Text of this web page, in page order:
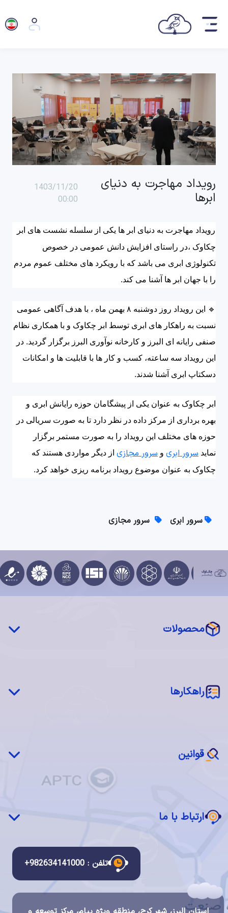
رویداد مهاجرت به دنیای
ابرها
1403/11/20
00:00
رویداد مهاجرت به دنیای ابر ها یکی از سلسله نشست های ابر
چکاوک ،در راستای افزایش دانش عمومی در خصوص
تکنولوژی ابری می باشد که با رویکرد های مختلف عموم مردم
را با جهان ابر ها آشنا می کند.
🔹 این رویداد روز دوشنبه ۸ بهمن ماه ، با هدف آگاهی عمومی
نسبت به راهکار های ابری توسط ابر چکاوک و با همکاری نظام
صنفی رایانه ای البرز و کارخانه نوآوری البرز برگزار گردید. در
این رویداد سه ساعته، کسب و کار ها با قابلیت ها و امکانات
دسکتاپ ابری آشنا شدند.
ابر چکاوک به عنوان یکی از پیشگامان حوزه رایانش ابری و
بهره برداری از مرکز داده در نظر دارد تا به صورت سریالی در
حوزه های مختلف این رویداد را به صورت مستمر برگزار
نماید سرور ابری و سرور مجازی از دیگر مواردی هستند که
چکاوک به عنوان موضوع رویداد برنامه ریزی خواهد کرد.
سرور ابری سرور مجازی
محصولات
سرور فیزیکی اختصاصی (MaaS)
نرم‌افزار ابری (SaaS)
‌‌راهکارها
ابر خصوصی چکاوک
قوانین
قوانین و مقررات استفاده از سرویس ها
قانون تجارت الکترونیک
قوانین سیستم مالی و احراز هویت چکاوک
ارتباط با ما
گواهینامه ها و اعتبارات
شرح مشاغل
تلفن : 982634141000+